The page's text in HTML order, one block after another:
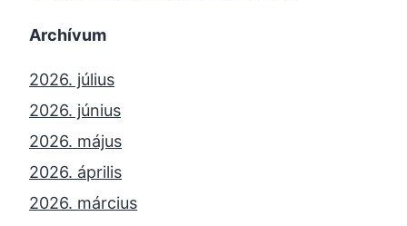
Archívum
2026. július
2026. június
2026. május
2026. április
2026. március